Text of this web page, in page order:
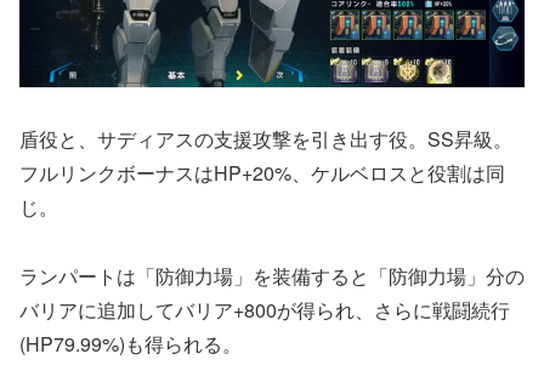
盾役と、サディアスの支援攻撃を引き出す役。SS昇級。
フルリンクボーナスはHP+20%、ケルベロスと役割は同
じ。
ランパートは「防御力場」を装備すると「防御力場」分の
バリアに追加してバリア+800が得られ、さらに戦闘続行
(HP79.99%)も得られる。